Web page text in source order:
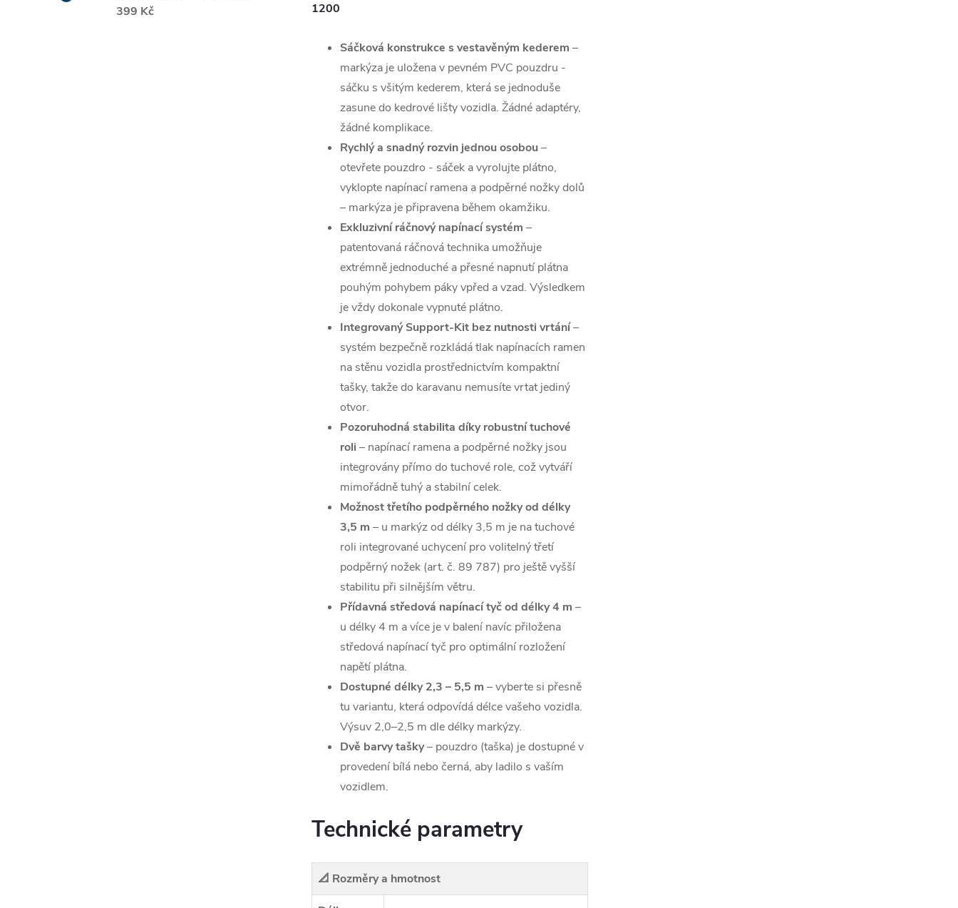
399 Kč
1200
Sáčková konstrukce s vestavěným kederem –
markýza je uložena v pevném PVC pouzdru -
sáčku s všitým kederem, která se jednoduše
zasune do kedrové lišty vozidla. Žádné adaptéry,
žádné komplikace.
Rychlý a snadný rozvin jednou osobou–
otevřete pouzdro - sáček a vyrolujte plátno,
vyklopte napínací ramena a podpěrné nožky dolů
– markýza je připravena během okamžiku.
Exkluzivní ráčnový napínací systém –
patentovaná ráčnová technika umožňuje
extrémně jednoduché a přesné napnutí plátna
pouhým pohybem páky vpřed a vzad. Výsledkem
je vždy dokonale vypnuté plátno.
Integrovaný Support-Kit bez nutnosti vrtání–
systém bezpečně rozkládá tlak napínacích ramen
na stěnu vozidla prostřednictvím kompaktní
tašky, takže do karavanu nemusíte vrtat jediný
otvor.
Pozoruhodná stabilita díky robustní tuchové
roli – napínací ramena a podpěrné nožky jsou
integrovány přímo do tuchové role, což vytváří
mimořádně tuhý a stabilní celek.
Možnost třetího podpěrného nožky od délky
3,5 m – u markýz od délky 3,5 m je na tuchové
roli integrované uchycení pro volitelný třetí
podpěrný nožek (art. č. 89 787) pro ještě vyšší
stabilitu při silnějším větru.
Přídavná středová napínací tyč od délky 4 m –
u délky 4 m a více je v balení navíc přiložena
středová napínací tyč pro optimální rozložení
napětí plátna.
Dostupné délky 2,3 – 5,5 m – vyberte si přesně
tu variantu, která odpovídá délce vašeho vozidla.
Výsuv 2,0–2,5 m dle délky markýzy.
Dvě barvy tašky– pouzdro (taška) je dostupné v
provedení bílá nebo černá, aby ladilo s vaším
vozidlem.
Technické parametry
📐 Rozměry a hmotnost